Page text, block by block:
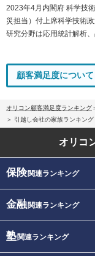
2023年4月内閣府 科学技
災担当）付上席科学技術
研究分野は応用統計解析
顧客満足度について
オリコン顧客満足度ランキング
引越し会社の家族ランキン
オリコ
保険関連ランキング
金融関連ランキング
塾関連ランキング